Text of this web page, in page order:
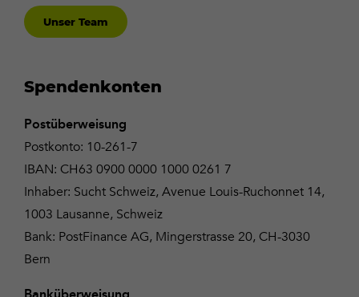
Unser Team
Spendenkonten
Postüberweisung
Postkonto: 10-261-7
IBAN: CH63 0900 0000 1000 0261 7
Inhaber: Sucht Schweiz, Avenue Louis-Ruchonnet 14,
1003 Lausanne, Schweiz
Bank: PostFinance AG, Mingerstrasse 20, CH-3030
Bern